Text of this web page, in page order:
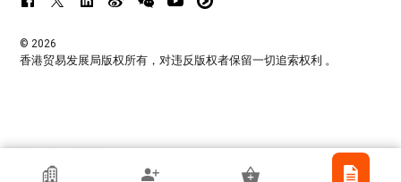
香港贸发局参展商
© 2026
香港贸易发展局版权所有，对违反版权者保留一切追索权利 。